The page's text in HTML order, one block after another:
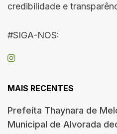
credibilidade e
#SIGA-NOS:
MAIS RECENTES
Prefeita Thaynara de
Municipal de Alvorada